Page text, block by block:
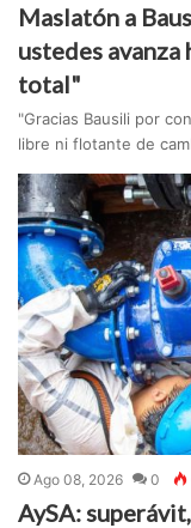
Maslatón a
ustedes
total"
"Gracias Bausili por
libre ni flotante de
Ago 08, 2026 0
AySA: